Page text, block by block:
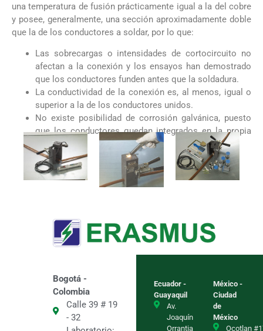
una temperatura de fusión prácticamente igual a la del cobre
y posee, generalmente, una sección aproximadamente doble
que la de los conductores a soldar, por lo que:
Las sobrecargas o intensidades de cortocircuito no
afectan a la conexión y los ensayos han demostrado
que los conductores funden antes que la soldadura.
La conductividad de la conexión es, al menos, igual o
superior a la de los conductores unidos.
No existe posibilidad de corrosión galvánica, puesto
que los conductores quedan integrados en la propia
conexión.
Bogotá -
Colombia
Calle 39 # 19
- 32
Ecuador -
Guayaquil
Av.
Joaquín
Orrantia
México -
Ciudad
de
México
Ocotlan